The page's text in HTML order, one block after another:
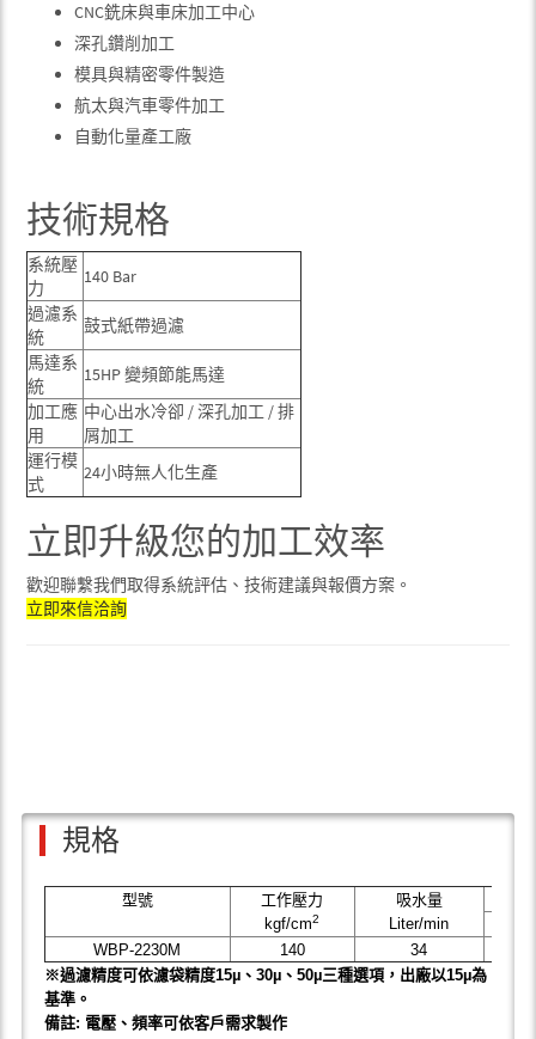
CNC銑床與車床加工中心
深孔鑽削加工
模具與精密零件製造
航太與汽車零件加工
自動化量產工廠
技術規格
系統壓
力
140 Bar
過濾系
統
鼓式紙帶過濾
馬達系
統
15HP 變頻節能馬達
加工應
用
中心出水冷卻 / 深孔加工 / 排
屑加工
運行模
式
24小時無人化生產
立即升級您的加工效率
歡迎聯繫我們取得系統評估、技術建議與報價方案。
立即來信洽詢
規格
型號
工作壓力
kgf/cm2
吸水量
Liter/min
WBP-2230M
140 34
※過濾精度可依濾袋精度15µ、30µ、50µ三種選項，出廠以15µ為
基準。
備註: 電壓、頻率可依客戶需求製作